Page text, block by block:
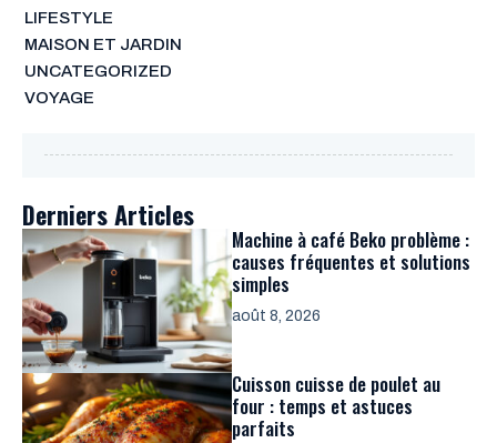
LIFESTYLE
MAISON ET JARDIN
UNCATEGORIZED
VOYAGE
Derniers Articles
Machine à café Beko problème :
causes fréquentes et solutions
simples
août 8, 2026
Cuisson cuisse de poulet au
four : temps et astuces
parfaits